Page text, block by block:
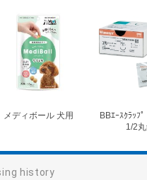
メディボール 犬用
BBｴｰｽｸﾗｯﾌ
1/2
history